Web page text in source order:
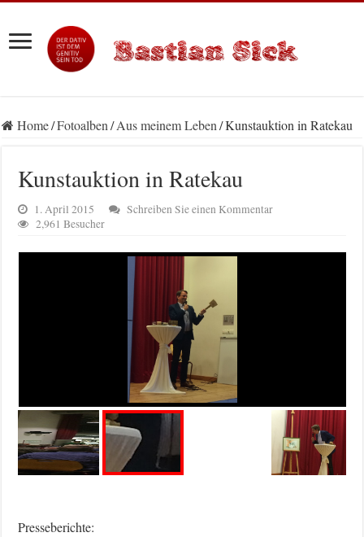
Home/Fotoalben/Aus meinem Leben/Kunstauktion in Ratekau
Kunstauktion in Ratekau
1. April 2015
Schreiben Sie einen Kommentar
2,961 Besucher
Presseberichte: